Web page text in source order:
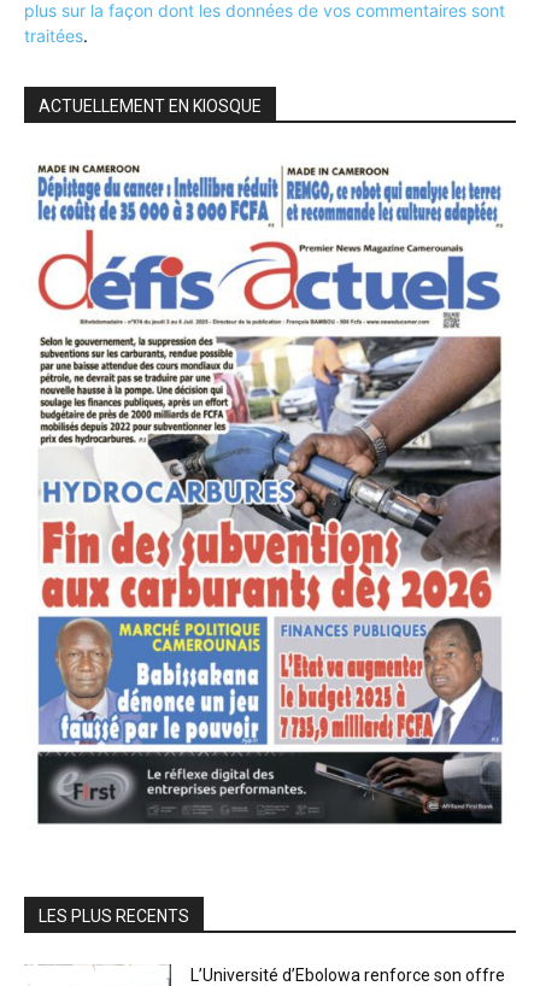
plus sur la façon dont les données de vos commentaires sont
traitées.
ACTUELLEMENT EN KIOSQUE
LES PLUS RECENTS
L’Université d’Ebolowa renforce son offre